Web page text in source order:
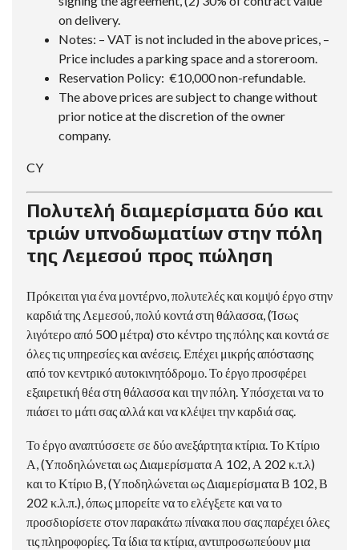
on delivery.
Notes: – VAT is not included in the above prices, –
Price includes a parking space and a storeroom.
Reservation Policy: €10,000 non-refundable.
The above prices are subject to change without
prior notice at the discretion of the owner
company.
CY
Πολυτελή διαμερίσματα δύο και
τριών υπνοδωματίων στην πόλη
της Λεμεσού προς πώληση
Πρόκειται για ένα μοντέρνο, πολυτελές και κομψό έργο στην
καρδιά της Λεμεσού, πολύ κοντά στη θάλασσα, (Ίσως
λιγότερο από 500 μέτρα) στο κέντρο της πόλης και κοντά σε
όλες τις υπηρεσίες και ανέσεις. Επέχει μικρής απόστασης
από τον κεντρικό αυτοκινητόδρομο. Το έργο προσφέρει
εξαιρετική θέα στη θάλασσα και την πόλη. Υπόσχεται να το
πιάσει το μάτι σας αλλά και να κλέψει την καρδιά σας.
Το έργο αναπτύσσετε σε δύο ανεξάρτητα κτίρια. Το Κτίριο
Α, (Υποδηλώνεται ως Διαμερίσματα Α 102, Α 202 κ.τ.λ)
και το Κτίριο Β, (Υποδηλώνεται ως Διαμερίσματα Β 102, Β
202 κ.λ.π.), όπως μπορείτε να το ελέγξετε και να το
προσδιορίσετε στον παρακάτω πίνακα που σας παρέχει όλες
τις πληροφορίες. Τα ίδια τα κτίρια, αντιπροσωπεύουν μια